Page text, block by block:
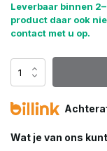
Leverbaar binnen
product daar ook
contact met u op.
Wat je van ons